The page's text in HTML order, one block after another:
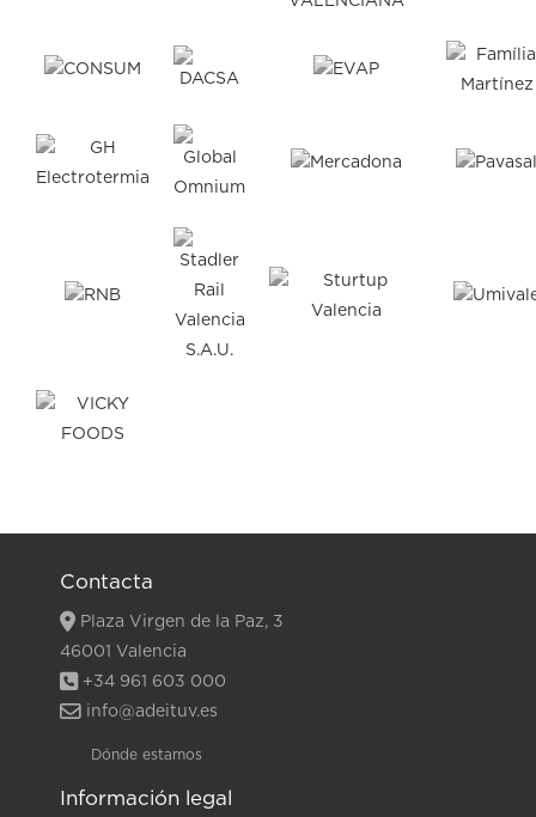
Contacta
Plaza Virgen de la Paz, 3
46001 Valencia
+34 961 603 000
info@adeituv.es
Dónde estamos
Información legal